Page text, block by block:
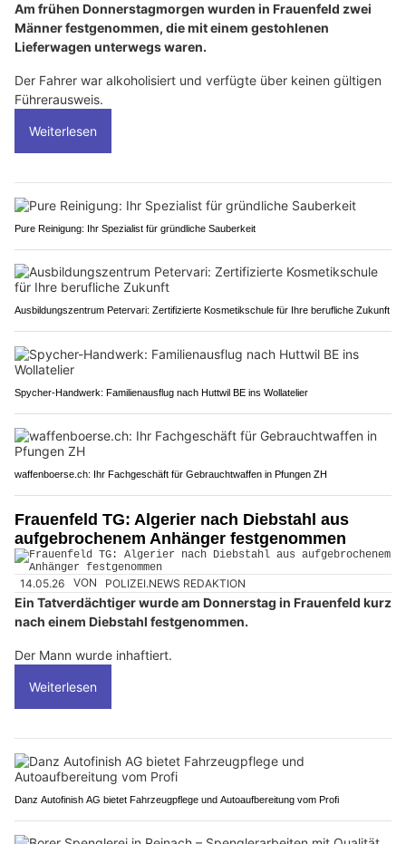
Am frühen Donnerstagmorgen wurden in Frauenfeld zwei
Männer festgenommen, die mit einem gestohlenen
Lieferwagen unterwegs waren.
Der Fahrer war alkoholisiert und verfügte über keinen gültigen
Führerausweis.
Weiterlesen
Pure Reinigung: Ihr Spezialist für gründliche Sauberkeit
Ausbildungszentrum Petervari: Zertifizierte Kosmetikschule für Ihre berufliche Zukunft
Spycher-Handwerk: Familienausflug nach Huttwil BE ins Wollatelier
waffenboerse.ch: Ihr Fachgeschäft für Gebrauchtwaffen in Pfungen ZH
Frauenfeld TG: Algerier nach Diebstahl aus
aufgebrochenem Anhänger festgenommen
14.05.26 VON POLIZEI.NEWS REDAKTION
Ein Tatverdächtiger wurde am Donnerstag in Frauenfeld kurz
nach einem Diebstahl festgenommen.
Der Mann wurde inhaftiert.
Weiterlesen
Danz Autofinish AG bietet Fahrzeugpflege und Autoaufbereitung vom Profi